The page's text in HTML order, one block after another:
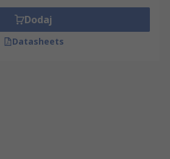
Dodaj
Datasheets